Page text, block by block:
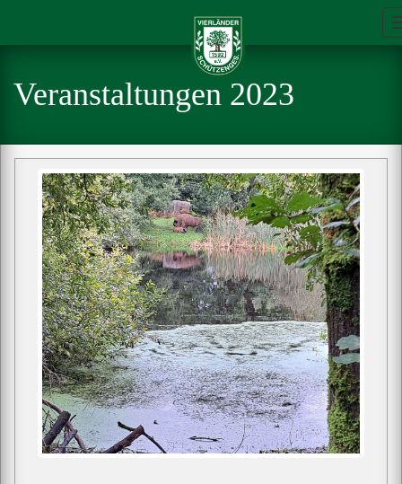
Veranstaltungen 2023